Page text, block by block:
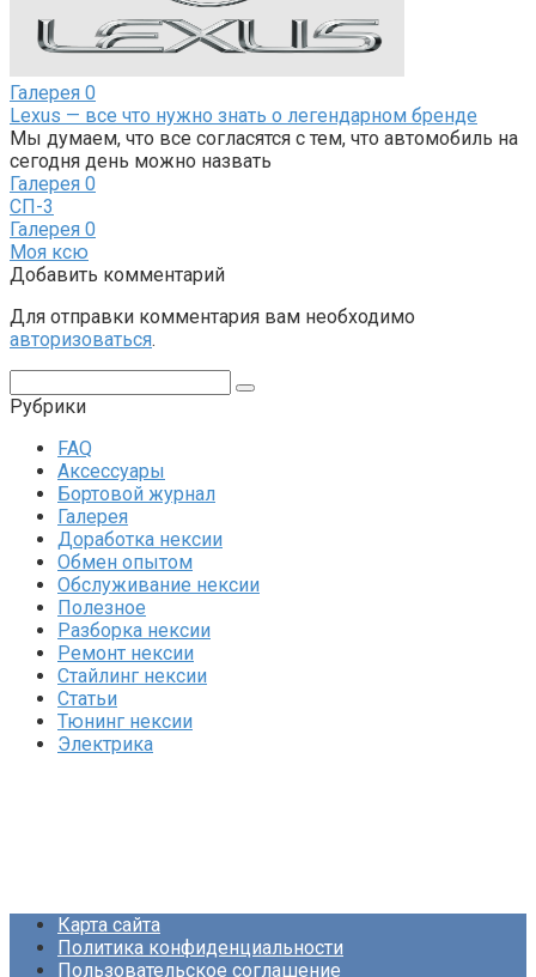
Галерея 0
Lexus — все что нужно знать о легендарном бренде
Мы думаем, что все согласятся с тем, что автомобиль на
сегодня день можно назвать
Галерея 0
СП-3
Галерея 0
Моя ксю
Добавить комментарий
Для отправки комментария вам необходимо
авторизоваться.
Рубрики
FAQ
Аксессуары
Бортовой журнал
Галерея
Доработка нексии
Обмен опытом
Обслуживание нексии
Полезное
Разборка нексии
Ремонт нексии
Стайлинг нексии
Статьи
Тюнинг нексии
Электрика
Карта сайта
Политика конфиденциальности
Пользовательское соглашение